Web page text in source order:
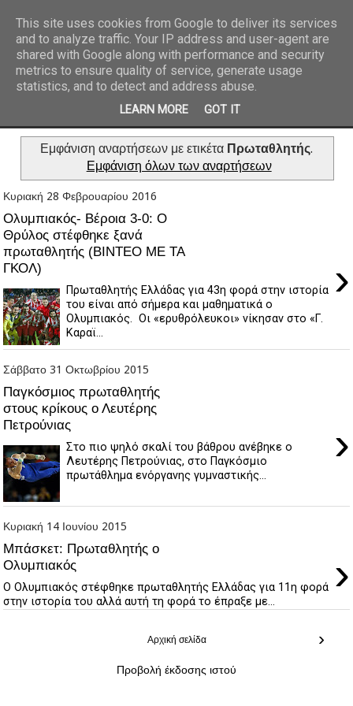
REPORTAZ NET
Εμφάνιση αναρτήσεων με ετικέτα Πρωταθλητής.
Εμφάνιση όλων των αναρτήσεων
Κυριακή 28 Φεβρουαρίου 2016
Ολυμπιακός- Βέροια 3-0: Ο
Θρύλος στέφθηκε ξανά
πρωταθλητής (ΒΙΝΤΕΟ ΜΕ ΤΑ
ΓΚΟΛ)
›
Πρωταθλητής Ελλάδας για 43η φορά στην ιστορία
του είναι από σήμερα και μαθηματικά ο
Ολυμπιακός. Οι «ερυθρόλευκοι» νίκησαν στο «Γ.
Καραϊ...
Σάββατο 31 Οκτωβρίου 2015
Παγκόσμιος πρωταθλητής
στους κρίκους ο Λευτέρης
Πετρούνιας
›
Στο πιο ψηλό σκαλί του βάθρου ανέβηκε ο
Λευτέρης Πετρούνιας, στο Παγκόσμιο
πρωτάθλημα ενόργανης γυμναστικής...
Κυριακή 14 Ιουνίου 2015
Μπάσκετ: Πρωταθλητής ο
Ολυμπιακός
›
Ο Ολυμπιακός στέφθηκε πρωταθλητής Ελλάδας για 11η φορά
στην ιστορία του αλλά αυτή τη φορά το έπραξε με...
›
Αρχική σελίδα
Προβολή έκδοσης ιστού
This site uses cookies from Google to deliver its services
and to analyze traffic. Your IP address and user-agent are
shared with Google along with performance and security
metrics to ensure quality of service, generate usage
statistics, and to detect and address abuse.
LEARN MORE GOT IT